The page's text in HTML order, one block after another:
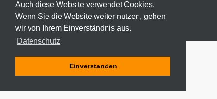
Auch diese Website verwendet Cookies.
Wenn Sie die Website weiter nutzen, gehen
wir von Ihrem Einverständnis aus.
Datenschutz
Einverstanden
© 2026 ODEKI - ALLE RECHTE VORBEHALTEN